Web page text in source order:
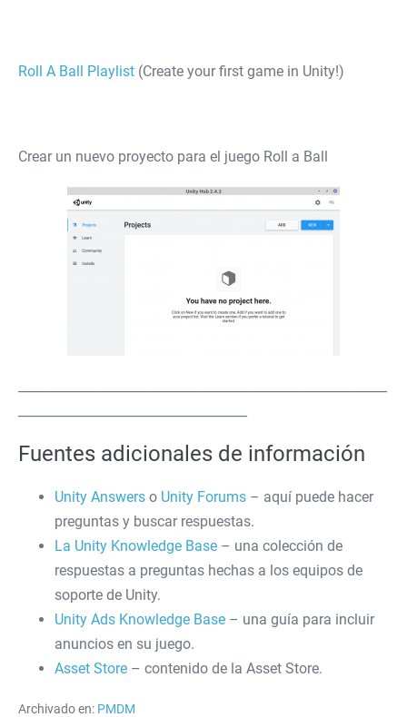
Roll A Ball Playlist (Create your first game in Unity!)
Crear un nuevo proyecto para el juego Roll a Ball
Fuentes adicionales de información
Unity Answers o Unity Forums – aquí puede hacer
preguntas y buscar respuestas.
La Unity Knowledge Base – una colección de
respuestas a preguntas hechas a los equipos de
soporte de Unity.
Unity Ads Knowledge Base – una guía para incluir
anuncios en su juego.
Asset Store – contenido de la Asset Store.
Archivado en: PMDM